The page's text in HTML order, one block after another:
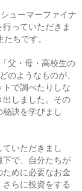
ューマーファイナ
っていただきま
ちです。
父・母・高校生の
のようなものが、
で調べたりしな
出しました。その
訣を学びまし
いただきまし
下で、自分たちが
めに必要なお金
らに投資をする